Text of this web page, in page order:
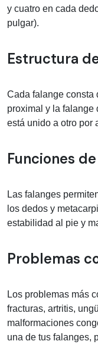
y cuatro en cada
pulgar).
Estructura
Cada falange consta
proximal y la falange
está unido a otro por
Funciones
Las falanges
los dedos y
estabilidad al pie y
Problemas
Los problemas más
fracturas, artritis,
malformaciones
una de tus falanges,